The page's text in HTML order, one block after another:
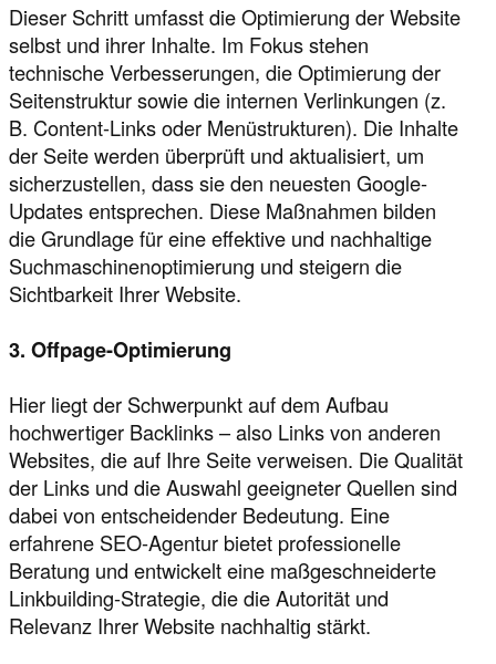
Dieser Schritt umfasst die Optimierung der Website
selbst und ihrer Inhalte. Im Fokus stehen
technische Verbesserungen, die Optimierung der
Seitenstruktur sowie die internen Verlinkungen (z.
B. Content-Links oder Menüstrukturen). Die Inhalte
der Seite werden überprüft und aktualisiert, um
sicherzustellen, dass sie den neuesten Google-
Updates entsprechen. Diese Maßnahmen bilden
die Grundlage für eine effektive und nachhaltige
Suchmaschinenoptimierung und steigern die
Sichtbarkeit Ihrer Website.
3. Offpage-Optimierung
Hier liegt der Schwerpunkt auf dem Aufbau
hochwertiger Backlinks – also Links von anderen
Websites, die auf Ihre Seite verweisen. Die Qualität
der Links und die Auswahl geeigneter Quellen sind
dabei von entscheidender Bedeutung. Eine
erfahrene SEO-Agentur bietet professionelle
Beratung und entwickelt eine maßgeschneiderte
Linkbuilding-Strategie, die die Autorität und
Relevanz Ihrer Website nachhaltig stärkt.